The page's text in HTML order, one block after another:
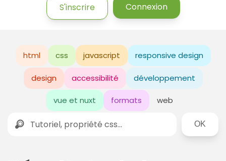
S'inscrire Connexion
html css javascript responsive design
design accessibilité développement
vue et nuxt formats web
Rechercher